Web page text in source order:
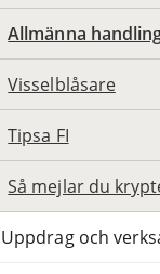
Allmänna
Visselblåsare
Tipsa FI
Så mejlar du
Uppdrag och